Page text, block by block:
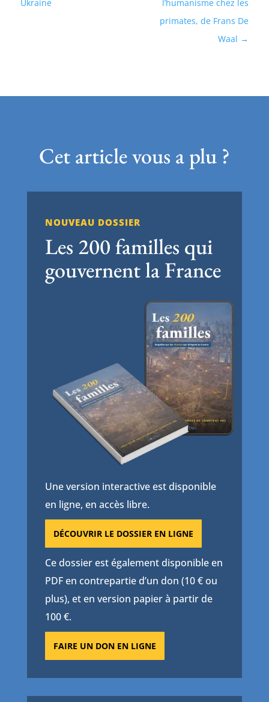
l’humanisme chez les
primates, de Frans De
Waal
Ukraine
Cet article vous a plu ?
NOUVEAU DOSSIER
Les 200 familles qui
gouvernent la France
Une version interactive est disponible
en ligne, en accès libre.
DÉCOUVRIR LE DOSSIER EN LIGNE
Ce dossier est également disponible en
PDF en contrepartie d’un don (10 € ou
plus), et en version papier à partir de
100 €.
FAIRE UN DON EN LIGNE